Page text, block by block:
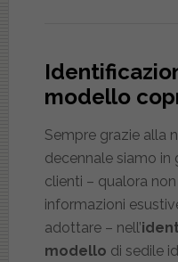
modello
Sempre grazie alla
decennale siamo in
clienti – qualora
informazioni
adottare – nell’
modello di sedile